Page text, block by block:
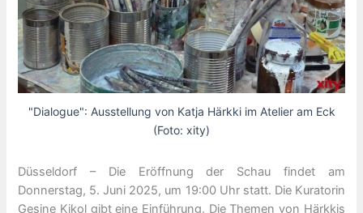
"Dialogue": Ausstellung von Katja Härkki im Atelier am Eck
(Foto: xity)
Düsseldorf – Die Eröffnung der Schau findet am
Donnerstag, 5. Juni 2025, um 19:00 Uhr statt. Die Kuratorin
Gesine Kikol gibt eine Einführung. Die Themen von Härkkis